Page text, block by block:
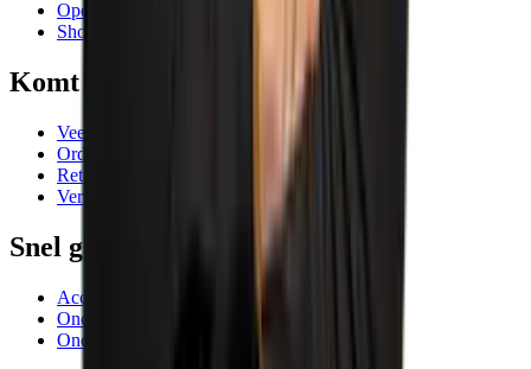
Openingstijden
Showrooms
Komt goed
Veelgestelde vragen
Orderafhandeling
Retourneren
Verzending
Snel geregeld
Account AIC Visser
Onderhoud meetinstrumenten
Onderhoud en reparatie machines